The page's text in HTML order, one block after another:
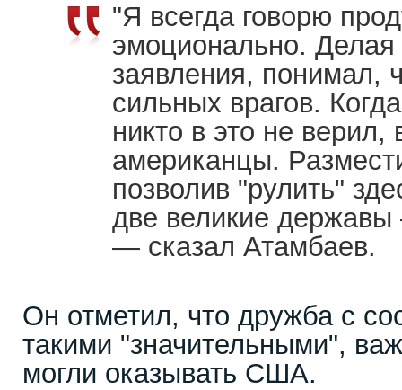
"Я всегда говорю
эмоционально. Делая
заявления, понимал,
сильных врагов.
никто в это не
американцы.
позволив "рулить"
две великие
— сказал Атамбаев.
Он отметил, что дружба с
такими "значительными",
могли оказывать США.